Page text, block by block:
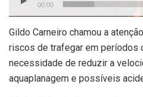
00:00
Gildo Carneiro chamou a
riscos de trafegar em períodos
necessidade de reduzir a
aquaplanagem e possíveis